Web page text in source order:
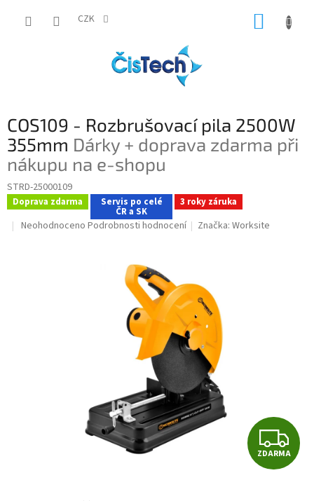
CZK
COS109 - Rozbrušovací pila 2500W
355mm Dárky + doprava zdarma při
nákupu na e-shopu
STRD-25000109
Doprava zdarma Servis po celé
ČR a SK
3 roky záruka
Průměrné
Neohodnoceno Podrobnosti hodnocení Značka:Worksite
Z
D
ZDARMA